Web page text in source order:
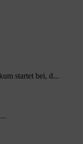
startet bei, d...